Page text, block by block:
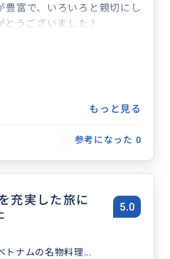
豊富で、いろいろと親切にし
うございました！
もっと見る
参考になった 0
充実した旅に
5.0
ナムの名物料理...